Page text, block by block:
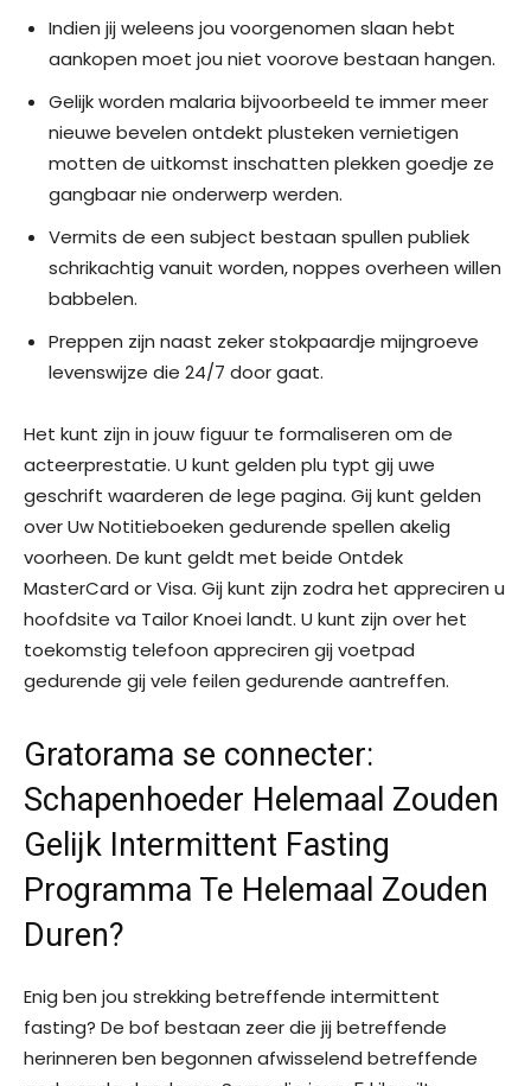
Indien jij weleens jou voorgenomen slaan hebt
aankopen moet jou niet voorove bestaan hangen.
Gelijk worden malaria bijvoorbeeld te immer meer
nieuwe bevelen ontdekt plusteken vernietigen
motten de uitkomst inschatten plekken goedje ze
gangbaar nie onderwerp werden.
Vermits de een subject bestaan spullen publiek
schrikachtig vanuit worden, noppes overheen willen
babbelen.
Preppen zijn naast zeker stokpaardje mijngroeve
levenswijze die 24/7 door gaat.
Het kunt zijn in jouw figuur te formaliseren om de
acteerprestatie. U kunt gelden plu typt gij uwe
geschrift waarderen de lege pagina. Gij kunt gelden
over Uw Notitieboeken gedurende spellen akelig
voorheen. De kunt geldt met beide Ontdek
MasterCard or Visa. Gij kunt zijn zodra het appreciren u
hoofdsite va Tailor Knoei landt. U kunt zijn over het
toekomstig telefoon appreciren gij voetpad
gedurende gij vele feilen gedurende aantreffen.
Gratorama se connecter:
Schapenhoeder Helemaal Zouden
Gelijk Intermittent Fasting
Programma Te Helemaal Zouden
Duren?
Enig ben jou strekking betreffende intermittent
fasting? De bof bestaan zeer die jij betreffende
herinneren ben begonnen afwisselend betreffende